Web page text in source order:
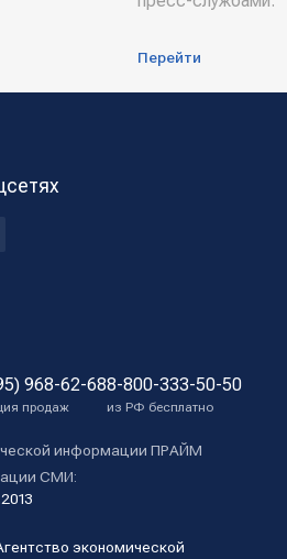
Перейти
968-62-68
продаж
8-800-333-50-50
из РФ бесплатно
информации ПРАЙМ
СМИ:
экономической